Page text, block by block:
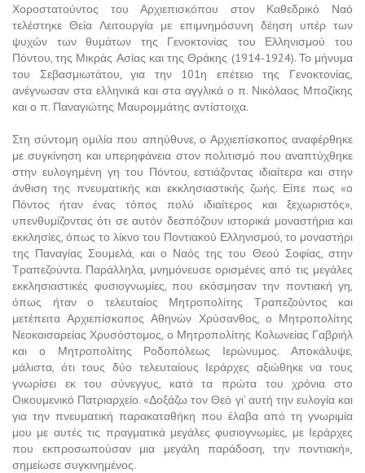
Χοροστατούντος του Αρχιεπισκόπου στον Καθεδρικό Ναό
τελέστηκε Θεία Λειτουργία με επιμνημόσυνη δέηση υπέρ των
ψυχών των θυμάτων της Γενοκτονίας του Ελληνισμού του
Πόντου, της Μικράς Ασίας και της Θράκης (1914-1924). Το μήνυμα
του Σεβασμιωτάτου, για την 101η επέτειο της Γενοκτονίας,
ανέγνωσαν στα ελληνικά και στα αγγλικά ο π. Νικόλαος Μποζίκης
και ο π. Παναγιώτης Μαυρομμάτης αντίστοιχα.
Στη σύντομη ομιλία που απηύθυνε, ο Αρχιεπίσκοπος αναφέρθηκε
με συγκίνηση και υπερηφάνεια στον πολιτισμό που αναπτύχθηκε
στην ευλογημένη γη του Πόντου, εστιάζοντας ιδιαίτερα και στην
άνθιση της πνευματικής και εκκλησιαστικής ζωής. Είπε πως «ο
Πόντος ήταν ένας τόπος πολύ ιδιαίτερος και ξεχωριστός»,
υπενθυμίζοντας ότι σε αυτόν δεσπόζουν ιστορικά μοναστήρια και
εκκλησίες, όπως το λίκνο του Ποντιακού Ελληνισμού, το μοναστήρι
της Παναγίας Σουμελά, και ο Ναός της του Θεού Σοφίας, στην
Τραπεζούντα. Παράλληλα, μνημόνευσε ορισμένες από τις μεγάλες
εκκλησιαστικές φυσιογνωμίες, που εκόσμησαν την ποντιακή γη,
όπως ήταν ο τελευταίος Μητροπολίτης Τραπεζούντος και
μετέπειτα Αρχιεπίσκοπος Αθηνών Χρύσανθος, ο Μητροπολίτης
Νεοκαισαρείας Χρυσόστομος, ο Μητροπολίτης Κολωνείας Γαβριήλ
και ο Μητροπολίτης Ροδοπόλεως Ιερώνυμος. Αποκάλυψε,
μάλιστα, ότι τους δύο τελευταίους Ιεράρχες αξιώθηκε να τους
γνωρίσει εκ του σύνεγγυς, κατά τα πρώτα του χρόνια στο
Οικουμενικό Πατριαρχείο. «Δοξάζω τον Θεό γι’ αυτή την ευλογία και
για την πνευματική παρακαταθήκη που έλαβα από τη γνωριμία
μου με αυτές τις πραγματικά μεγάλες φυσιογνωμίες, με Ιεράρχες
που εκπροσωπούσαν μια μεγάλη παράδοση, την ποντιακή»,
σημείωσε συγκινημένος.